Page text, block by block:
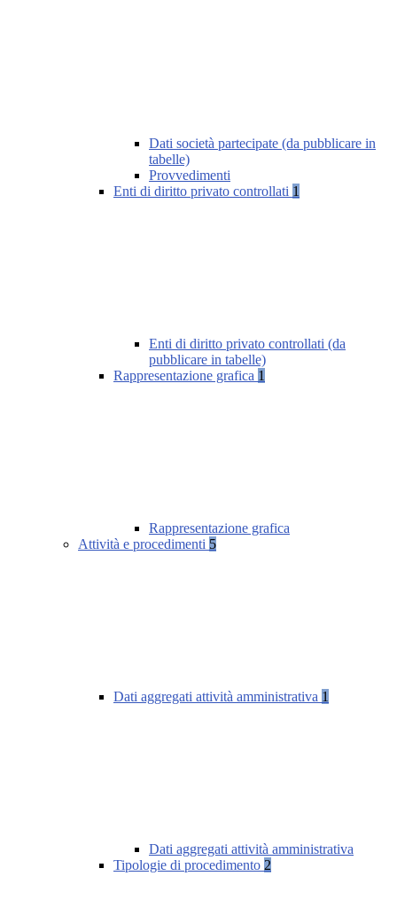
Dati società partecipate (da pubblicare in
tabelle)
Provvedimenti
Enti di diritto privato controllati 1
Enti di diritto privato controllati (da
pubblicare in tabelle)
Rappresentazione grafica 1
Rappresentazione grafica
Attività e procedimenti 5
Dati aggregati attività amministrativa 1
Dati aggregati attività amministrativa
Tipologie di procedimento 2